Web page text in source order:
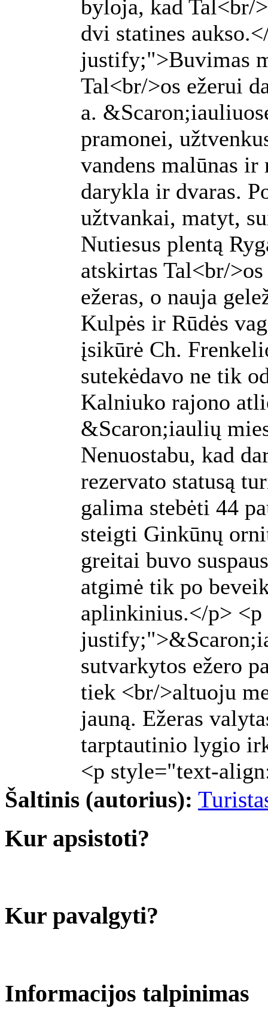
byloja, kad Tal<br/
dvi statines
justify;">Buvimas
Tal<br/>os ežerui
a.
pramonei,
vandens malūnas
darykla ir dvaras.
užtvankai, matyt,
Nutiesus plentą
atskirtas Tal<br/
ežeras, o nauja
Kulpės ir Rūdės
įsikūrė Ch.
sutekėdavo ne tik
Kalniuko rajono
&Scaron;iaulių
Nenuostabu, kad
rezervato statusą
galima stebėti 44
steigti Ginkūnų
greitai buvo
atgimė tik po
aplinkinius.</p>
sutvarkytos ežero
tiek <br/>altuoju
jauną. Ežeras
tarptautinio lygio
<p style="text-
Šaltinis (autorius):
Kur apsistoti?
Kur pavalgyti?
Informacijos talpinimas